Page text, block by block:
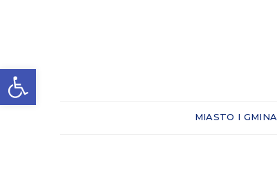
Otwórz pasek narzędzi
MIASTO I GMINA